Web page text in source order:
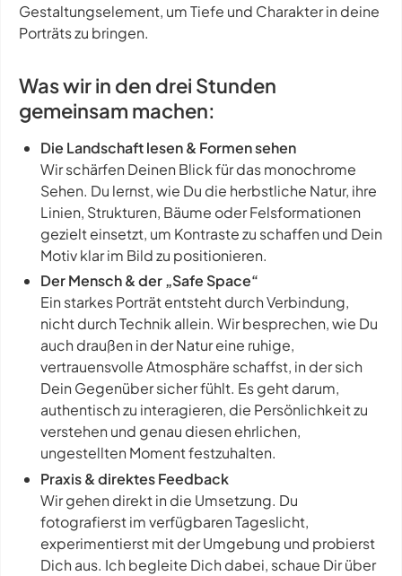
Gestaltungselement, um Tiefe und Charakter in deine
Porträts zu bringen.
Was wir in den drei Stunden
gemeinsam machen:​
Die Landschaft lesen & Formen sehen
Wir schärfen Deinen Blick für das monochrome
Sehen. Du lernst, wie Du die herbstliche Natur, ihre
Linien, Strukturen, Bäume oder Felsformationen
gezielt einsetzt, um Kontraste zu schaffen und Dein
Motiv klar im Bild zu positionieren.
Der Mensch & der „Safe Space“
Ein starkes Porträt entsteht durch Verbindung,
nicht durch Technik allein. Wir besprechen, wie Du
auch draußen in der Natur eine ruhige,
vertrauensvolle Atmosphäre schaffst, in der sich
Dein Gegenüber sicher fühlt. Es geht darum,
authentisch zu interagieren, die Persönlichkeit zu
verstehen und genau diesen ehrlichen,
ungestellten Moment festzuhalten.
Praxis & direktes Feedback
Wir gehen direkt in die Umsetzung. Du
fotografierst im verfügbaren Tageslicht,
experimentierst mit der Umgebung und probierst
Dich aus. Ich begleite Dich dabei, schaue Dir über